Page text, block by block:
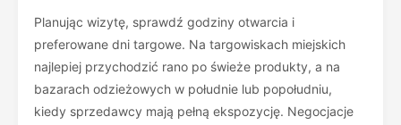
Planując wizytę, sprawdź godziny otwarcia i
preferowane dni targowe. Na targowiskach miejskich
najlepiej przychodzić rano po świeże produkty, a na
bazarach odzieżowych w południe lub popołudniu,
kiedy sprzedawcy mają pełną ekspozycję. Negocjacje